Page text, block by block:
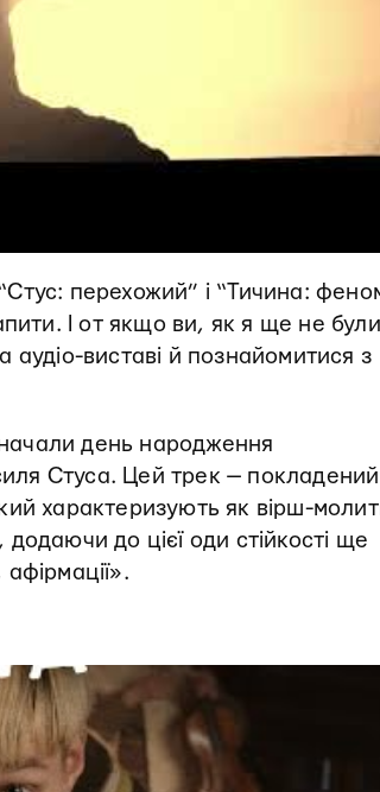
перехожий” і “Тичина:
І от якщо ви, як я ще не
виставі й познайомитися з
день народження
Стуса. Цей трек —
характеризують як вірш-
до цієї оди стійкості ще